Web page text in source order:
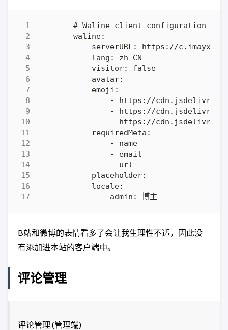
B站和微博的表情看多了会让我生理性不适，因此没
有添加进本站的客户端中。
评论管理
评论管理 (管理端)